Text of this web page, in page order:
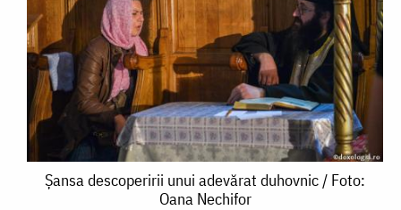
Șansa
Șansa descoperirii unui adevărat duhovnic / Foto:
Oana Nechifor